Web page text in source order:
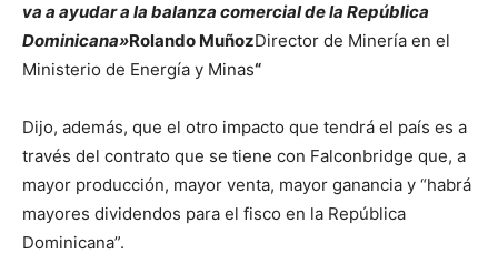
va a ayudar a la balanza comercial de la República
Dominicana»Rolando MuñozDirector de Minería en el
Ministerio de Energía y Minas“
Dijo, además, que el otro impacto que tendrá el país es a
través del contrato que se tiene con Falconbridge que, a
mayor producción, mayor venta, mayor ganancia y “habrá
mayores dividendos para el fisco en la República
Dominicana”.